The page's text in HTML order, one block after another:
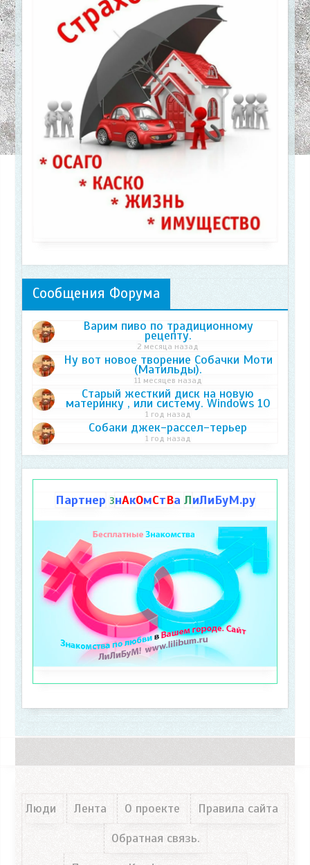
Сообщения Форума
Варим пиво по традиционному
рецепту.
2 месяца назад
Ну вот новое творение Собачки Моти
(Матильды).
11 месяцев назад
Старый жесткий диск на новую
материнку , или систему. Windows 10
1 год назад
Собаки джек-рассел-терьер
1 год назад
Партнер ЗнАкОмСтВа ЛиЛиБуМ.ру
Люди Лента О проекте
Правила сайта
Обратная связь.